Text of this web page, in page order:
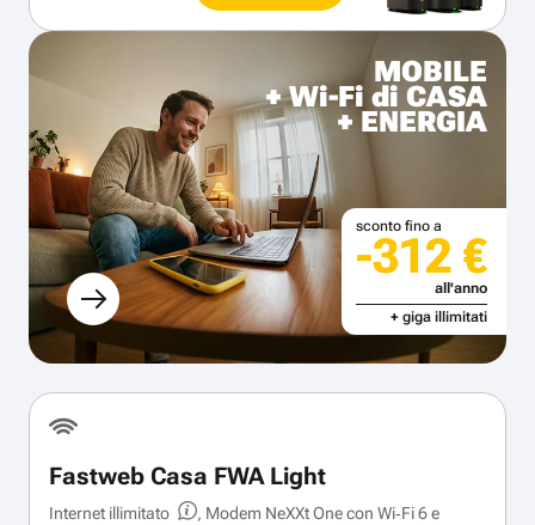
MOBILE
+ Wi-Fi di CASA
+ ENERGIA
sconto fino a
-312 €
all'anno
+ giga illimitati
Fastweb Casa FWA Light
Internet illimitato
, Modem NeXXt One con Wi‑Fi 6 e